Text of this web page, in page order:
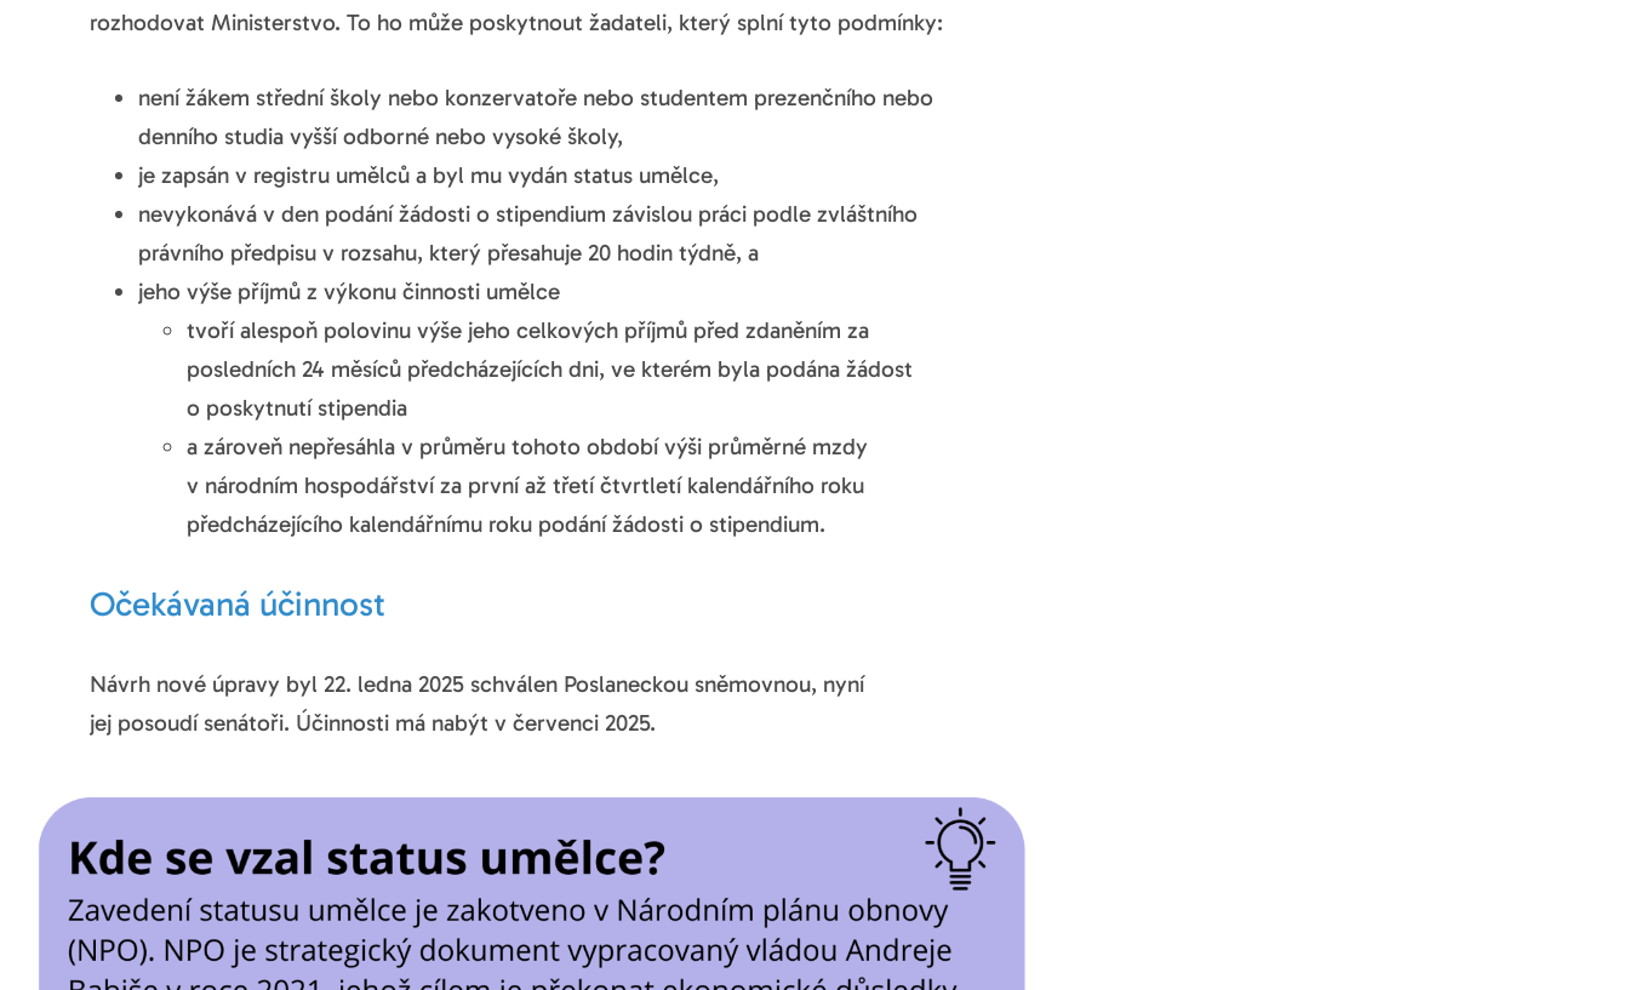
rozhodovat Ministerstvo. To ho může poskytnout žadateli, který splní tyto podmínky:
není žákem střední školy nebo konzervatoře nebo studentem prezenčního nebo
denního studia vyšší odborné nebo vysoké školy,
je zapsán v registru umělců a byl mu vydán status umělce,
nevykonává v den podání žádosti o stipendium závislou práci podle zvláštního
právního předpisu v rozsahu, který přesahuje 20 hodin týdně, a
jeho výše příjmů z výkonu činnosti umělce
tvoří alespoň polovinu výše jeho celkových příjmů před zdaněním za
posledních 24 měsíců předcházejících dni, ve kterém byla podána žádost
o poskytnutí stipendia
a zároveň nepřesáhla v průměru tohoto období výši průměrné mzdy
v národním hospodářství za první až třetí čtvrtletí kalendářního roku
předcházejícího kalendářnímu roku podání žádosti o stipendium.
Očekávaná účinnost
Návrh nové úpravy byl 22. ledna 2025 schválen Poslaneckou sněmovnou, nyní
jej posoudí senátoři. Účinnosti má nabýt v červenci 2025.